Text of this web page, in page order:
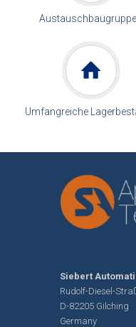
Umfangreiche
Siebert
Rudolf-Diesel-
D-82205 Gilching
Germany